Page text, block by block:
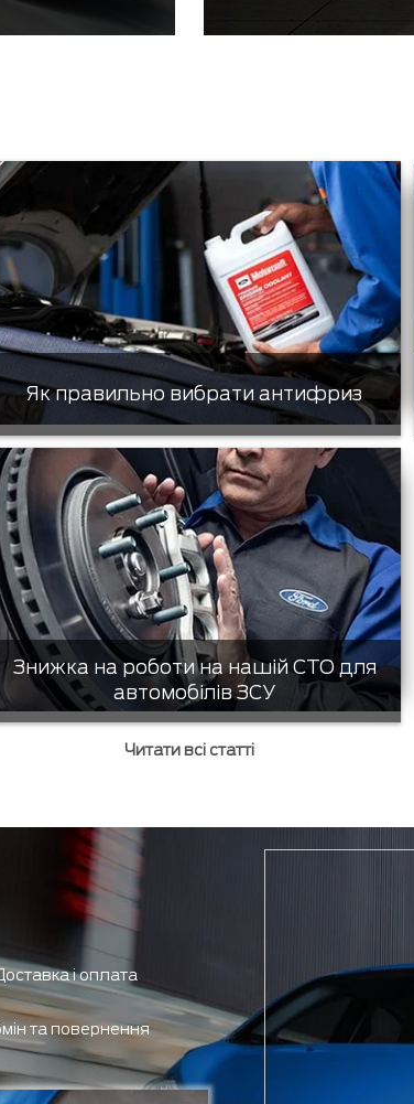
Як правильно вибрати антифриз
Знижка на роботи на нашій СТО для
автомобілів ЗСУ
Читати всі статті
і оплата
та повернення